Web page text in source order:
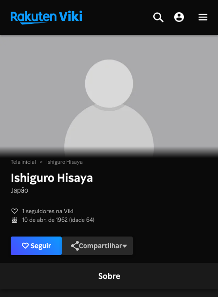
Tela inicial > Ishiguro Hisaya
Ishiguro Hisaya
Japão
1 seguidores na Viki
10 de abr. de 1962 (idade 64)
Seguir Compartilhar
Sobre